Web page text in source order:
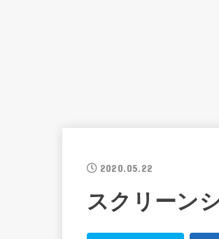
2020.05.22
スクリーン